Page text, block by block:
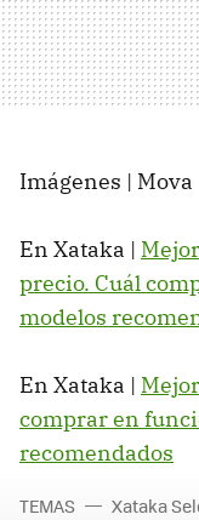
Imágenes | Mova
En Xataka |
precio. Cuál
modelos
En Xataka |
comprar en
recomendados
TEMAS Xataka